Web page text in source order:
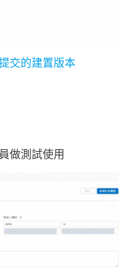
交的建置版本
做測試使用